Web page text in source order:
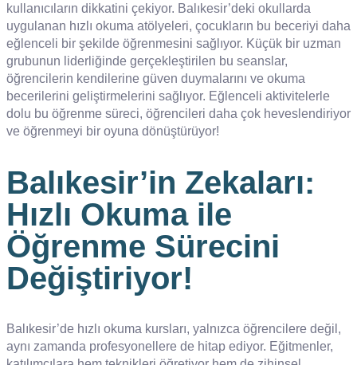
kullanıcıların dikkatini çekiyor. Balıkesir’deki okullarda
uygulanan hızlı okuma atölyeleri, çocukların bu beceriyi daha
eğlenceli bir şekilde öğrenmesini sağlıyor. Küçük bir uzman
grubunun liderliğinde gerçekleştirilen bu seanslar,
öğrencilerin kendilerine güven duymalarını ve okuma
becerilerini geliştirmelerini sağlıyor. Eğlenceli aktivitelerle
dolu bu öğrenme süreci, öğrencileri daha çok heveslendiriyor
ve öğrenmeyi bir oyuna dönüştürüyor!
Balıkesir’in Zekaları:
Hızlı Okuma ile
Öğrenme Sürecini
Değiştiriyor!
Balıkesir’de hızlı okuma kursları, yalnızca öğrencilere değil,
aynı zamanda profesyonellere de hitap ediyor. Eğitmenler,